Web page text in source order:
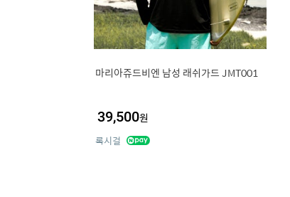
마리아쥬드비엔 남성 래쉬가드 JMT001
39,500원
록시걸